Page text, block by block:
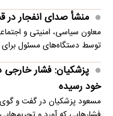
منشأ صدای انفجار
معاون سیاسی، امنیتی و
توسط دستگاه‌های مسئول
پزشکیان: فشار
خود رسیده
مسعود پزشکیان در گفت و گوی